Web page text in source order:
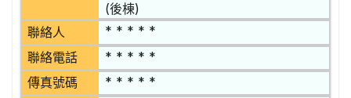
(後棟)
聯絡人 * * * * *
聯絡電話 * * * * *
傳真號碼 * * * * *